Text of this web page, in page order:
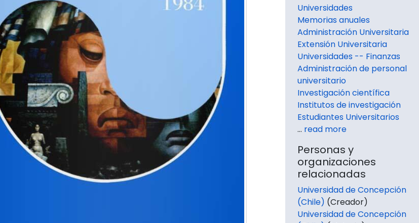
Universidades
Memorias anuales
Administración Universitaria
Extensión Universitaria
Universidades -- Finanzas
Administración de personal
universitario
Investigación científica
Institutos de investigación
Estudiantes Universitarios
… read more
Personas y
organizaciones
relacionadas
Universidad de Concepción
(Chile) (Creador)
Universidad de Concepción